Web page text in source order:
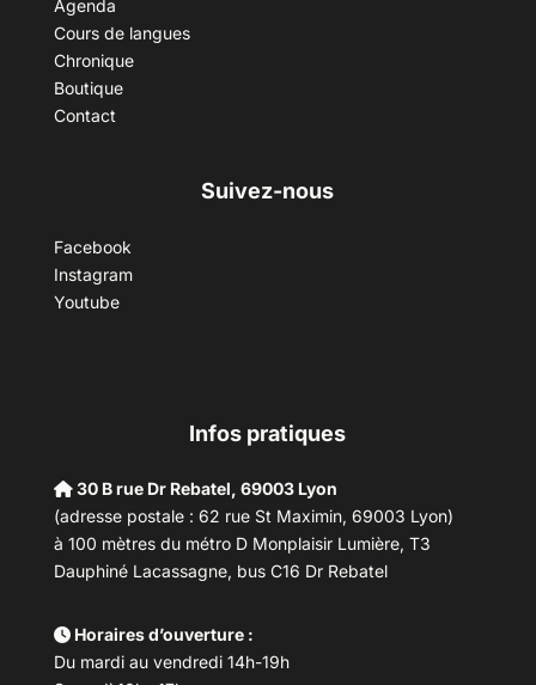
Agenda
Cours de langues
Chronique
Boutique
Contact
Suivez-nous
Facebook
Instagram
Youtube
Infos pratiques
30 B rue Dr Rebatel, 69003 Lyon
(adresse postale : 62 rue St Maximin, 69003 Lyon)
à 100 mètres du métro D Monplaisir Lumière, T3
Dauphiné Lacassagne, bus C16 Dr Rebatel
Horaires d’ouverture :
Du mardi au vendredi 14h-19h